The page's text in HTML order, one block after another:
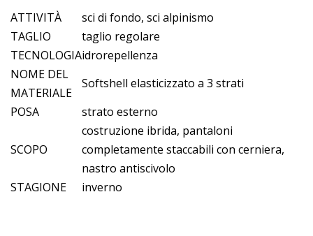
ATTIVITÀ
sci di fondo, sci alpinismo
TAGLIO
taglio regolare
TECNOLOGIAidrorepellenza
NOME DEL
MATERIALE
Softshell elasticizzato a 3 strati
POSA
strato esterno
SCOPO
costruzione ibrida, pantaloni
completamente staccabili con cerniera,
nastro antiscivolo
STAGIONE
inverno